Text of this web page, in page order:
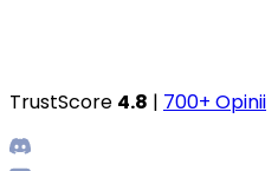
TrustScore 4.8 | 700+ Opinii